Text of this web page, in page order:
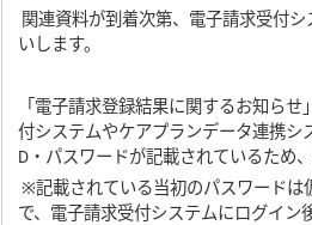
関連資料が到着次第、電子請求受付
いします。
「電子請求登録結果に関するお知ら
付システムやケアプランデータ連携シ
D・パスワードが記載されているため
※記載されている当初のパスワードは
で、電子請求受付システムにログイン